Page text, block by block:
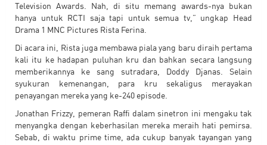
Television Awards. Nah, di situ memang awards-nya bukan
hanya untuk RCTI saja tapi untuk semua tv,” ungkap Head
Drama 1 MNC Pictures Rista Ferina.
Di acara ini, Rista juga membawa piala yang baru diraih pertama
kali itu ke hadapan puluhan kru dan bahkan secara langsung
memberikannya ke sang sutradara, Doddy Djanas. Selain
syukuran kemenangan, para kru sekaligus merayakan
penayangan mereka yang ke-240 episode.
Jonathan Frizzy, pemeran Raffi dalam sinetron ini mengaku tak
menyangka dengan keberhasilan mereka meraih hati pemirsa.
Sebab, di waktu prime time, ada cukup banyak tayangan yang